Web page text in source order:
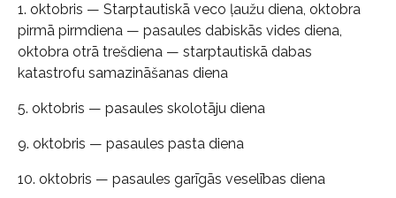
1. oktobris — Starptautiskā veco ļaužu diena, oktobra
pirmā pirmdiena — pasaules dabiskās vides diena,
oktobra otrā trešdiena — starptautiskā dabas
katastrofu samazināšanas diena
5. oktobris — pasaules skolotāju diena
9. oktobris — pasaules pasta diena
10. oktobris — pasaules garīgās veselības diena